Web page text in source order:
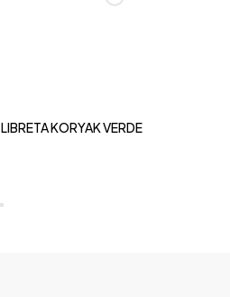
LIBRETA KORYAK VERDE